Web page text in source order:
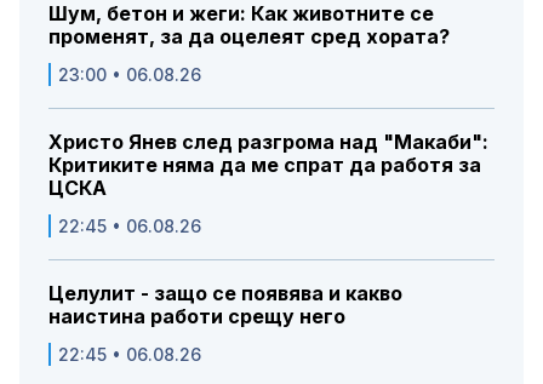
Шум, бетон и жеги: Как животните се
променят, за да оцелеят сред хората?
23:00 • 06.08.26
Христо Янев след разгрома над "Макаби":
Критиките няма да ме спрат да работя за
ЦСКА
22:45 • 06.08.26
Целулит - защо се появява и какво
наистина работи срещу него
22:45 • 06.08.26